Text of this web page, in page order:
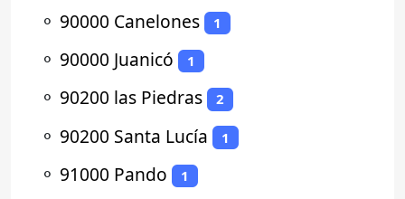
⚬ 90000 Canelones 1
⚬ 90000 Juanicó 1
⚬ 90200 las Piedras 2
⚬ 90200 Santa Lucía 1
⚬ 91000 Pando 1